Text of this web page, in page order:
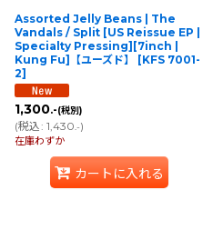
Assorted Jelly Beans | The
Vandals / Split [US Reissue EP |
Specialty Pressing][7inch |
Kung Fu]【ユーズド】
[KFS 7001-
2]
1,300.-(税別)
(税込: 1,430.-)
在庫わずか
カートに入れる